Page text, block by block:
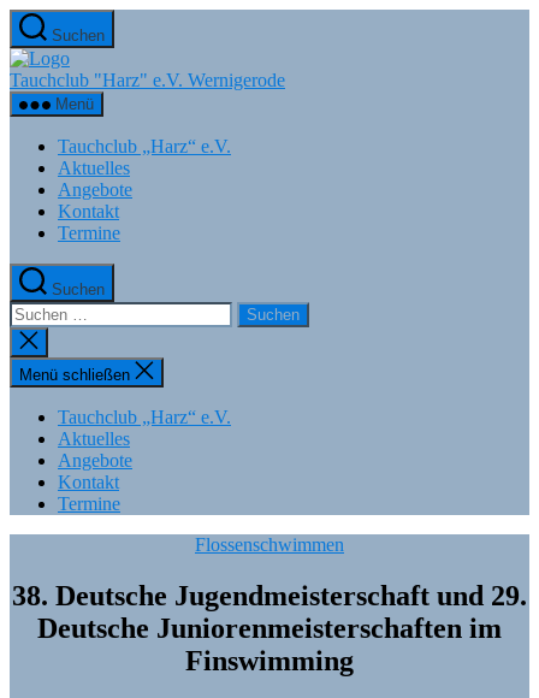
Zum
Inhalt
springen
Suchen
Tauchclub "Harz" e.V. Wernigerode
Menü
Tauchclub „Harz“ e.V.
Aktuelles
Angebote
Kontakt
Termine
Suchen
Suchen
nach:
Suche
schließen
Menü schließen
Tauchclub „Harz“ e.V.
Aktuelles
Angebote
Kontakt
Termine
Kategorien
Flossenschwimmen
38. Deutsche Jugendmeisterschaft und 29.
Deutsche Juniorenmeisterschaften im
Finswimming